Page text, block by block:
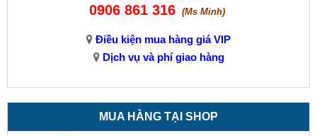
0906 861 316 (Ms Minh)
Điều kiện mua hàng giá VIP
Dịch vụ và phí giao hàng
MUA HÀNG TẠI SHOP